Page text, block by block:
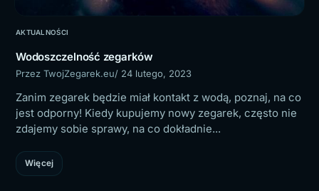
AKTUALNOŚCI
Wodoszczelność zegarków
Przez TwojZegarek.eu/ 24 lutego, 2023
Zanim zegarek będzie miał kontakt z wodą, poznaj, na co
jest odporny! Kiedy kupujemy nowy zegarek, często nie
zdajemy sobie sprawy, na co dokładnie...
Więcej